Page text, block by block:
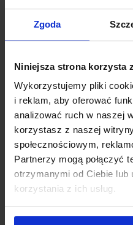
Zgoda
Niniejsza strona korzysta
Wykorzystujemy pliki
i reklam, aby oferować
analizować ruch w naszej
korzystasz z naszej
społecznościowym,
Partnerzy mogą połączyć
otrzymanymi od Ciebie lub
korzystania z ich usług.
Królewski łup